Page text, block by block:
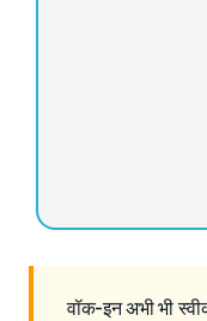
वॉक-इन अभी भी